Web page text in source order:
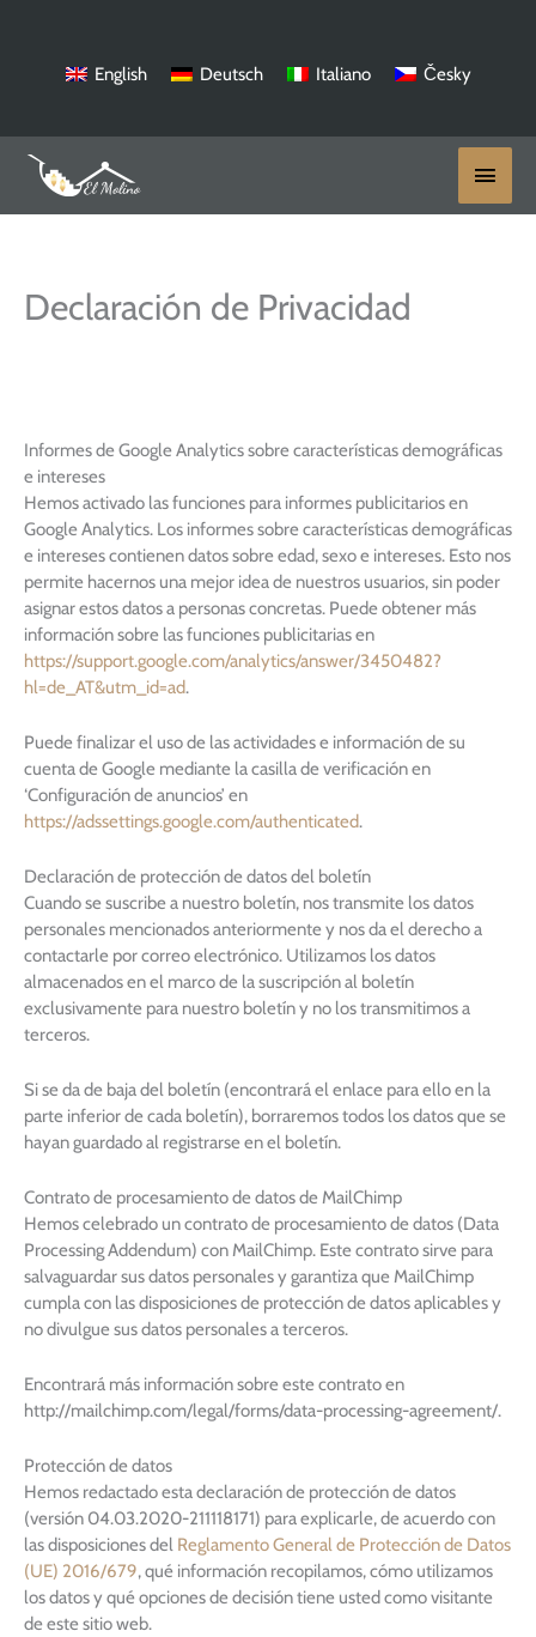
contenido
English Deutsch Italiano Česky
Menú
Declaración de Privacidad
Informes de Google Analytics sobre características demográficas
e intereses
Hemos activado las funciones para informes publicitarios en
Google Analytics. Los informes sobre características demográficas
e intereses contienen datos sobre edad, sexo e intereses. Esto nos
permite hacernos una mejor idea de nuestros usuarios, sin poder
asignar estos datos a personas concretas. Puede obtener más
información sobre las funciones publicitarias en
https://support.google.com/analytics/answer/3450482?
hl=de_AT&utm_id=ad.
Puede finalizar el uso de las actividades e información de su
cuenta de Google mediante la casilla de verificación en
‘Configuración de anuncios’ en
https://adssettings.google.com/authenticated.
Declaración de protección de datos del boletín
Cuando se suscribe a nuestro boletín, nos transmite los datos
personales mencionados anteriormente y nos da el derecho a
contactarle por correo electrónico. Utilizamos los datos
almacenados en el marco de la suscripción al boletín
exclusivamente para nuestro boletín y no los transmitimos a
terceros.
Si se da de baja del boletín (encontrará el enlace para ello en la
parte inferior de cada boletín), borraremos todos los datos que se
hayan guardado al registrarse en el boletín.
Contrato de procesamiento de datos de MailChimp
Hemos celebrado un contrato de procesamiento de datos (Data
Processing Addendum) con MailChimp. Este contrato sirve para
salvaguardar sus datos personales y garantiza que MailChimp
cumpla con las disposiciones de protección de datos aplicables y
no divulgue sus datos personales a terceros.
Encontrará más información sobre este contrato en
http://mailchimp.com/legal/forms/data-processing-agreement/.
Protección de datos
Hemos redactado esta declaración de protección de datos
(versión 04.03.2020-211118171) para explicarle, de acuerdo con
las disposiciones del Reglamento General de Protección de Datos
(UE) 2016/679, qué información recopilamos, cómo utilizamos
los datos y qué opciones de decisión tiene usted como visitante
de este sitio web.